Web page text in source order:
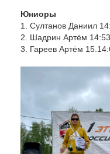
Юниоры
1. Султанов Даниил
2. Шадрин Артём
3. Гареев Артём